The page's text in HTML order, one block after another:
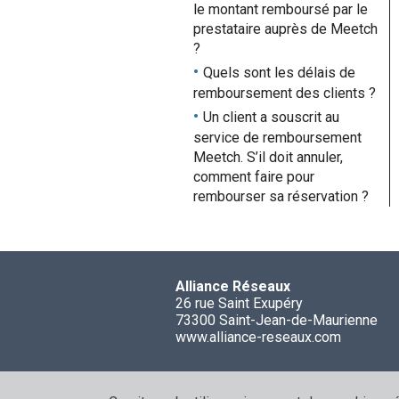
le montant remboursé par le
prestataire auprès de Meetch
?
Quels sont les délais de
remboursement des clients ?
Un client a souscrit au
service de remboursement
Meetch. S’il doit annuler,
comment faire pour
rembourser sa réservation ?
Alliance Réseaux
26 rue Saint Exupéry
73300 Saint-Jean-de-Maurienne
www.alliance-reseaux.com